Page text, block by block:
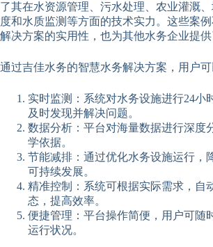
了其在水资源管理、污水处理、农业灌溉
度和水质监测等方面的技术实力。这些案
解决方案的实用性，也为其他水务企业提供
通过吉佳水务的智慧水务解决方案，用户可
实时监测：系统对水务设施进行24小
及时发现并解决问题。
数据分析：平台对海量数据进行深度
学依据。
节能减排：通过优化水务设施运行，
可持续发展。
精准控制：系统可根据实际需求，自
态，提高效率。
便捷管理：平台操作简便，用户可随
运行状况。